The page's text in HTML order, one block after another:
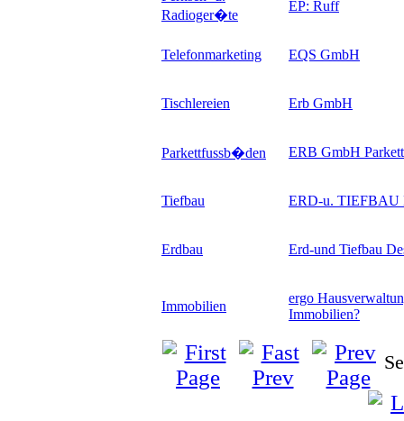
Radioger�te
EP: Ruff
Telefonmarketing EQS GmbH
Tischlereien Erb GmbH
Parkettfussb�den ERB GmbH
Tiefbau ERD-u. TIEFBAU
Erdbau Erd-und Tiefbau
Immobilien
ergo
Immobilien?